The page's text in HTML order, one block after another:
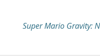
Super Mario Gravity: